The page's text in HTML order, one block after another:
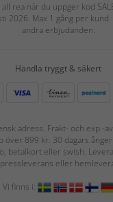
rea när du uppger kod
2026. Max 1 gång per
andra erbjudanden.
Handla tryggt & säkert
adress. Frakt- och exp.-
över 899 kr. 30 dagars
betalkort eller swish.
eller
Vi finns i: